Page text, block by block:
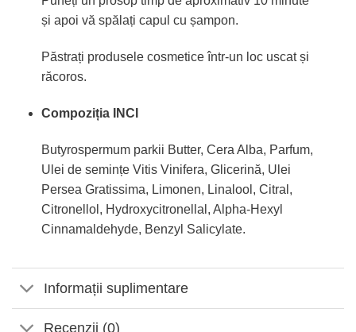
și apoi vă spălați capul cu șampon.
Păstrați produsele cosmetice într-un loc uscat și
răcoros.
Compoziția INCI
Butyrospermum parkii Butter, Cera Alba, Parfum,
Ulei de semințe Vitis Vinifera, Glicerină, Ulei
Persea Gratissima, Limonen, Linalool, Citral,
Citronellol, Hydroxycitronellal, Alpha-Hexyl
Cinnamaldehyde, Benzyl Salicylate.
Informații suplimentare
Recenzii (0)